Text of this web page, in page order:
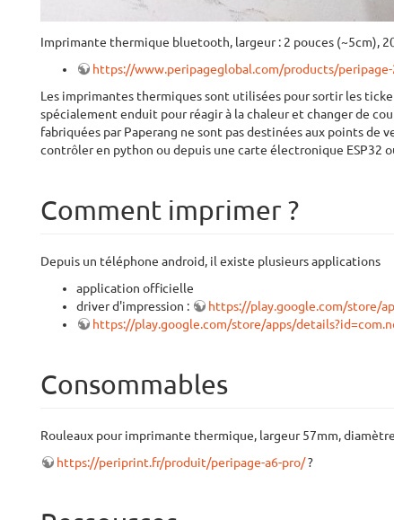
Imprimante thermique bluetooth, largeur : 2 pouces (~5cm),
https://www.peripageglobal.com/products/
Les imprimantes thermiques sont utilisées pour sortir les
spécialement enduit pour réagir à la chaleur et changer de
fabriquées par Paperang ne sont pas destinées aux points
contrôler en python ou depuis une carte électronique ESP32
Comment imprimer ?
Depuis un téléphone android, il existe plusieurs applications
application officielle
driver d'impression :
https://play.google.com/store/
https://play.google.com/store/apps/
Consommables
Rouleaux pour imprimante thermique, largeur 57mm,
https://periprint.fr/produit/peripage-a6-pro/?